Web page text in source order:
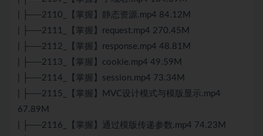
| ├──2110_【掌握】静态资源.mp4 84.12M
| ├──2111_【掌握】request.mp4 270.45M
| ├──2112_【掌握】response.mp4 48.81M
| ├──2113_【掌握】cookie.mp4 49.59M
| ├──2114_【掌握】session.mp4 73.34M
| ├──2115_【掌握】MVC设计模式与模版显示.mp4
67.89M
| ├──2116_【掌握】通过模版传递参数.mp4 74.23M